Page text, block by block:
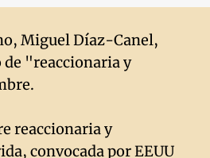
Miguel Díaz-Canel,
de "reaccionaria y
reaccionaria y
convocada por EEUU